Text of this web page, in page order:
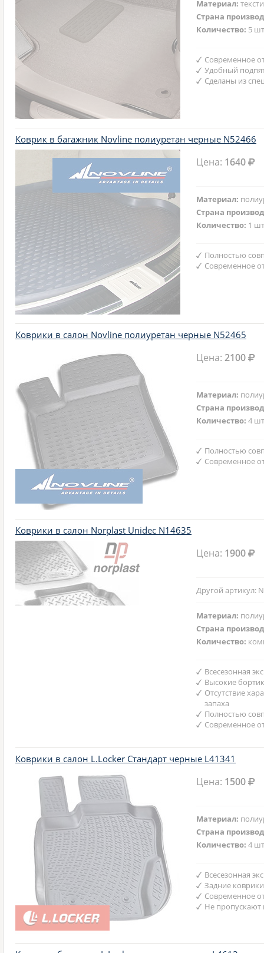
Материал:
Страна
Количество: 5
Современное
Удобный
Сделаны из
Коврик в багажник Novline полиуретан черные N52466
Цена: 1640
Материал:
Страна
Количество: 1
Полностью
Современное
Коврики в салон Novline полиуретан черные N52465
Цена:2100
Материал:
Страна
Количество:4
Полностью
Современное
Коврики в салон Norplast Unidec N14635
Цена: 1900
Другой артикул:
Материал:
Страна
Количество:
Всесезонная
Высокие
Отсутствие
запаха
Полностью
Современное
Коврики в салон L.Locker Стандарт черные L41341
Цена: 1500
Материал:
Страна
Количество:4
Всесезонная
Задние
Современное
Не пропускают